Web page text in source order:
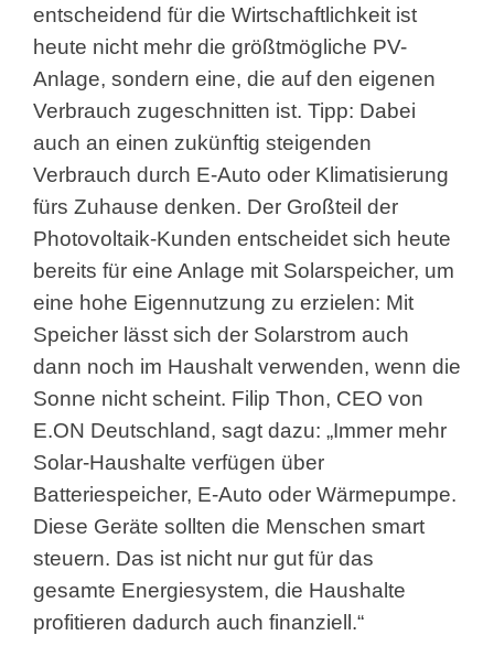
entscheidend für die Wirtschaftlichkeit ist
heute nicht mehr die größtmögliche PV-
Anlage, sondern eine, die auf den eigenen
Verbrauch zugeschnitten ist. Tipp: Dabei
auch an einen zukünftig steigenden
Verbrauch durch E-Auto oder Klimatisierung
fürs Zuhause denken. Der Großteil der
Photovoltaik-Kunden entscheidet sich heute
bereits für eine Anlage mit Solarspeicher, um
eine hohe Eigennutzung zu erzielen: Mit
Speicher lässt sich der Solarstrom auch
dann noch im Haushalt verwenden, wenn die
Sonne nicht scheint. Filip Thon, CEO von
E.ON Deutschland, sagt dazu: „Immer mehr
Solar-Haushalte verfügen über
Batteriespeicher, E-Auto oder Wärmepumpe.
Diese Geräte sollten die Menschen smart
steuern. Das ist nicht nur gut für das
gesamte Energiesystem, die Haushalte
profitieren dadurch auch finanziell.“